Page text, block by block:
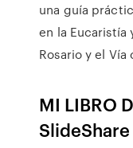
una guía
en la Eucaristía
Rosario y el Vía
MI LIBRO
SlideShare